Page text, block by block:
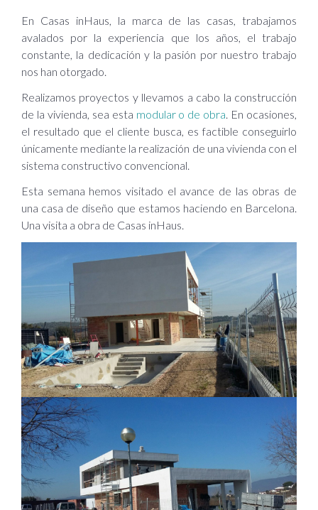
En Casas inHaus, la marca de las casas, trabajamos
avalados por la experiencia que los años, el trabajo
constante, la dedicación y la pasión por nuestro trabajo
nos han otorgado.
Realizamos proyectos y llevamos a cabo la construcción
de la vivienda, sea esta modular o de obra. En ocasiones,
el resultado que el cliente busca, es factible conseguirlo
únicamente mediante la realización de una vivienda con el
sistema constructivo convencional.
Esta semana hemos visitado el avance de las obras de
una casa de diseño que estamos haciendo en Barcelona.
Una visita a obra de Casas inHaus.